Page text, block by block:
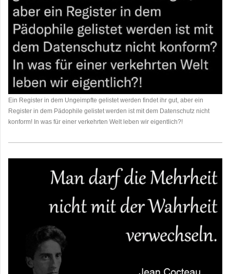
Ein Register in dem Ungeimpfte gelistet werden findet ihr gut, aber ein
Register in dem Pädophile gelistet werden ist mit dem Datenschutz nicht
konform! In was für einer verkehrten Welt leben wir eigentlich?!